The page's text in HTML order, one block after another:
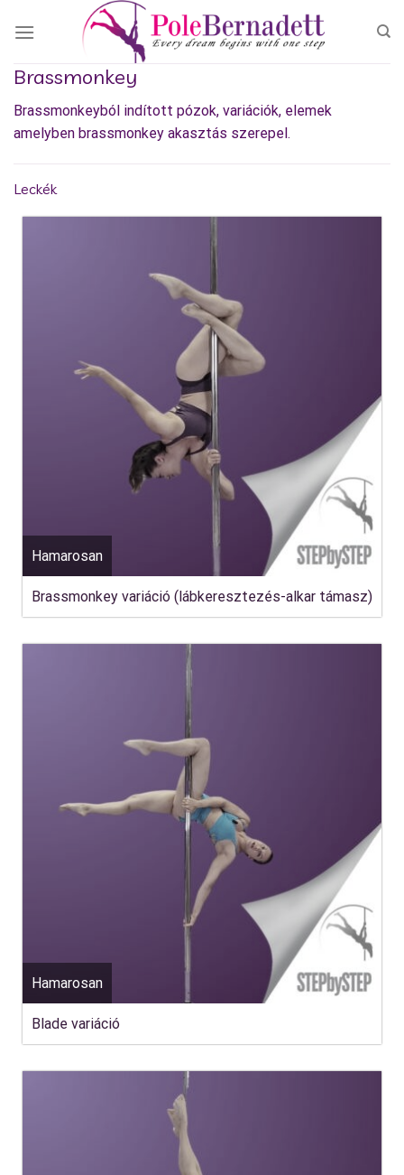
Brassmonkey
Brassmonkeyból indított pózok, variációk, elemek
amelyben brassmonkey akasztás szerepel.
Leckék
Hamarosan
Brassmonkey variáció (lábkeresztezés-alkar támasz)
Hamarosan
Blade variáció